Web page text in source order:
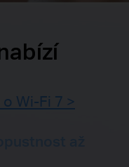
Wi-Fi 7 >